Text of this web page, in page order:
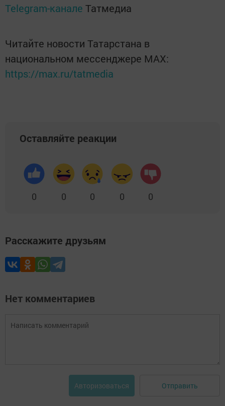
Telegram-канале Татмедиа
Читайте новости Татарстана в
национальном мессенджере MАХ:
https://max.ru/tatmedia
Оставляйте реакции
0 0 0 0 0
Расскажите друзьям
Нет комментариев
Авторизоваться Отправить